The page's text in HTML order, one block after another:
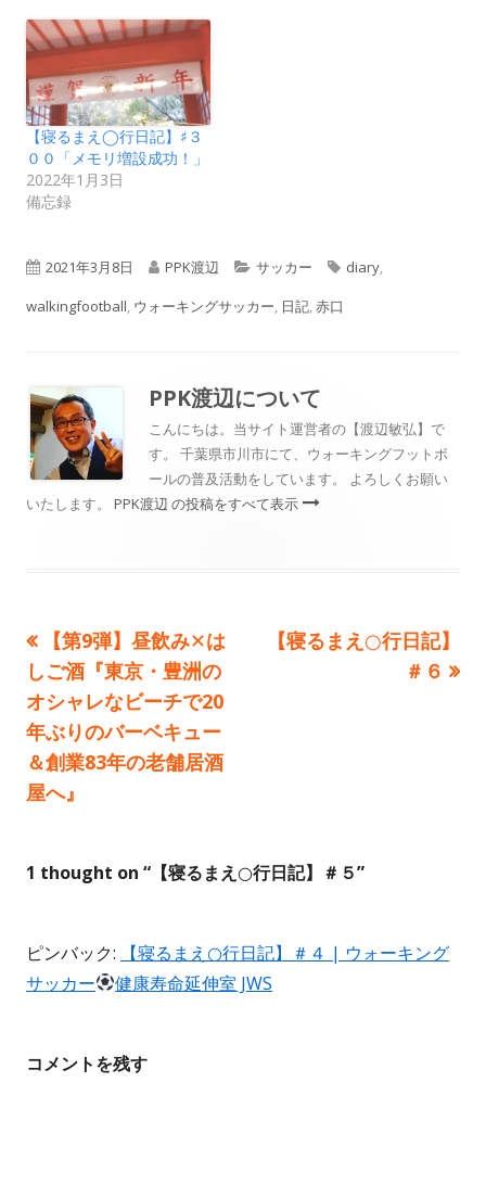
【寝るまえ◯行日記】♯３
００「メモリ増設成功！」
2022年1月3日
備忘録
公
開
2021年3月8日
作
成
PPK渡辺
カ
テ
ー
サッカー
タ
diary
walkingfootball ウォーキングサッカー 日記 赤口
PPK渡辺について
こんにちは。当サイト運営者の【渡辺敏弘】で
す。 千葉県市川市にて、ウォーキングフットボ
ールの普及活動をしています。 よろしくお願い
いたします。 PPK渡辺 の投稿をすべて表示
投
稿
ナ
ビ
ー
ョ
前
の
記
事:
【第9弾】昼飲み✕は
しご酒『東京・豊洲の
オシャレなビーチで20
年ぶりのバーベキュー
＆創業83年の老舗居酒
屋へ』
次
【寝るまえ○行日記】
＃６
1 thought on “ 【寝るまえ○行日記】＃５”
ピンバック:
【寝るまえ○行日記】＃４ | ウォーキング
サッカー
健康寿命延伸室 JWS
コメントを残す